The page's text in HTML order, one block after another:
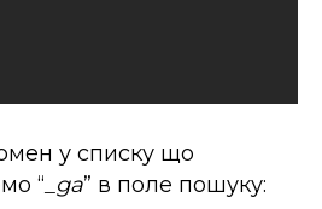
у списку що
“ _ga” в поле пошуку: